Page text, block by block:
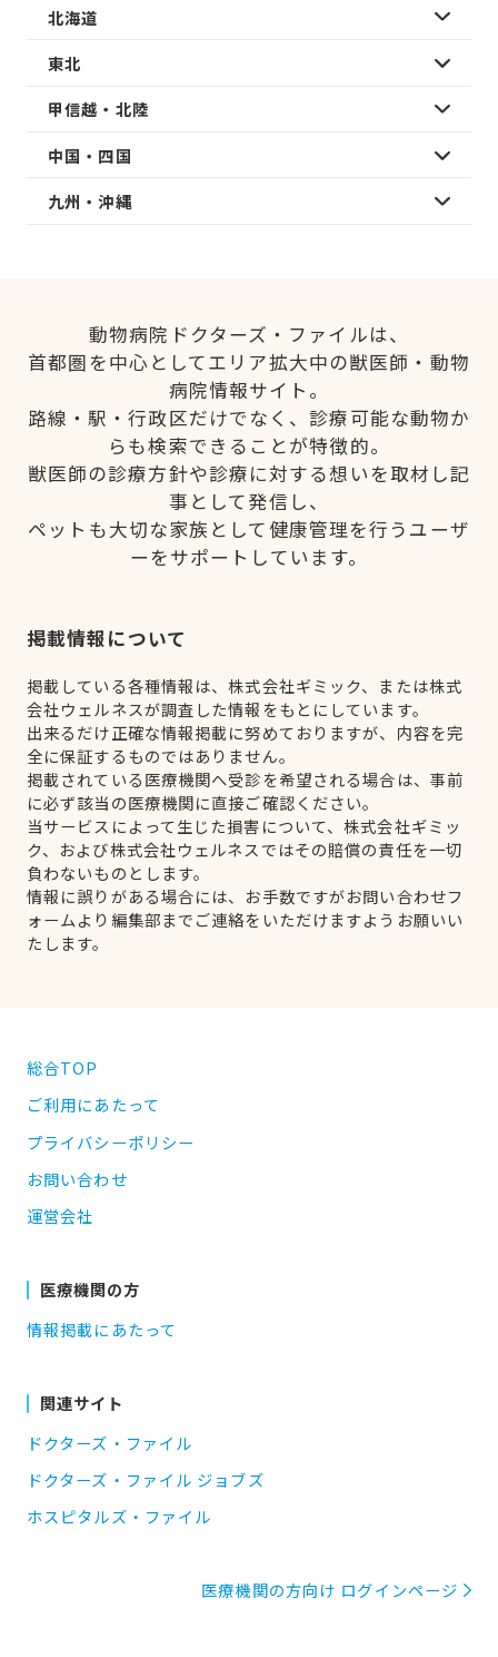
北海道
東北
甲信越・北陸
中国・四国
九州・沖縄
動物病院ドクターズ・ファイルは、
首都圏を中心としてエリア拡大中の獣医師・動物
病院情報サイト。
路線・駅・行政区だけでなく、診療可能な動物か
らも検索できることが特徴的。
獣医師の診療方針や診療に対する想いを取材し記
事として発信し、
ペットも大切な家族として健康管理を行うユーザ
ーをサポートしています。
掲載情報について
掲載している各種情報は、株式会社ギミック、または株式
会社ウェルネスが調査した情報をもとにしています。
出来るだけ正確な情報掲載に努めておりますが、内容を完
全に保証するものではありません。
掲載されている医療機関へ受診を希望される場合は、事前
に必ず該当の医療機関に直接ご確認ください。
当サービスによって生じた損害について、株式会社ギミッ
ク、および株式会社ウェルネスではその賠償の責任を一切
負わないものとします。
情報に誤りがある場合には、お手数ですがお問い合わせフ
ォームより編集部までご連絡をいただけますようお願いい
たします。
総合TOP
ご利用にあたって
プライバシーポリシー
お問い合わせ
運営会社
医療機関の方
情報掲載にあたって
関連サイト
ドクターズ・ファイル
ドクターズ・ファイル ジョブズ
ホスピタルズ・ファイル
医療機関の方向け ログインページ